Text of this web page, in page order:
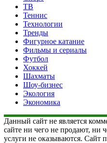
ТВ
Теннис
Технологии
Тренды
Фигурное катание
Фильмы и сериалы
Футбол
Хоккей
Шахматы
Шоу-бизнес
Экология
Экономика
Данный сайт не является
сайте ни чего не продают, ни
услуги не оказываются. Сайт